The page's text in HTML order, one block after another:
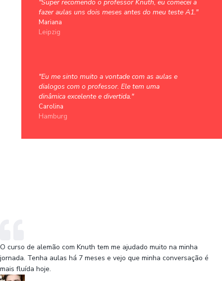
"Super recomendo o professor Knuth, eu comecei a
fazer aulas uns dois meses antes do meu teste A1."
Mariana
Leipzig
"Eu me sinto muito a vontade com as aulas e
dialogos com o professor. Ele tem uma
dinâmica excelente e divertida."
Carolina
Hamburg
O curso de alemão com Knuth tem me ajudado muito na minha
jornada. Tenha aulas há 7 meses e vejo que minha conversação é
mais fluída hoje.